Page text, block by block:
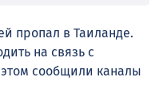
пропал в Таиланде.
на связь с
сообщили каналы